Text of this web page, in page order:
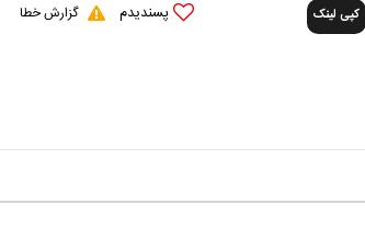
کپی لینک پسندیدم گزارش خطا